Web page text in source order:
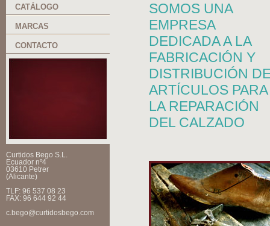
CATÁLOGO
MARCAS
CONTACTO
Curtidos Bego S.L.
Ecuador nº4
03610 Petrer
(Alicante)
TLF: 96 537 08 23
FAX: 96 644 92 44
c.bego@curtidosbego.com
SOMOS UNA
EMPRESA
DEDICADA A LA
FABRICACIÓN Y
DISTRIBUCIÓN
ARTÍCULOS PARA
LA REPARACIÓN
DEL CALZADO